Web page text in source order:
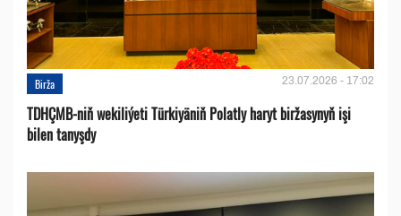
Birža 23.07.2026 - 17:02
TDHÇMB-niň wekiliýeti Türkiyäniň Polatly haryt biržasynyň işi
bilen tanyşdy